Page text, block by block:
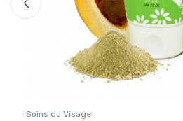
Soins du Visage